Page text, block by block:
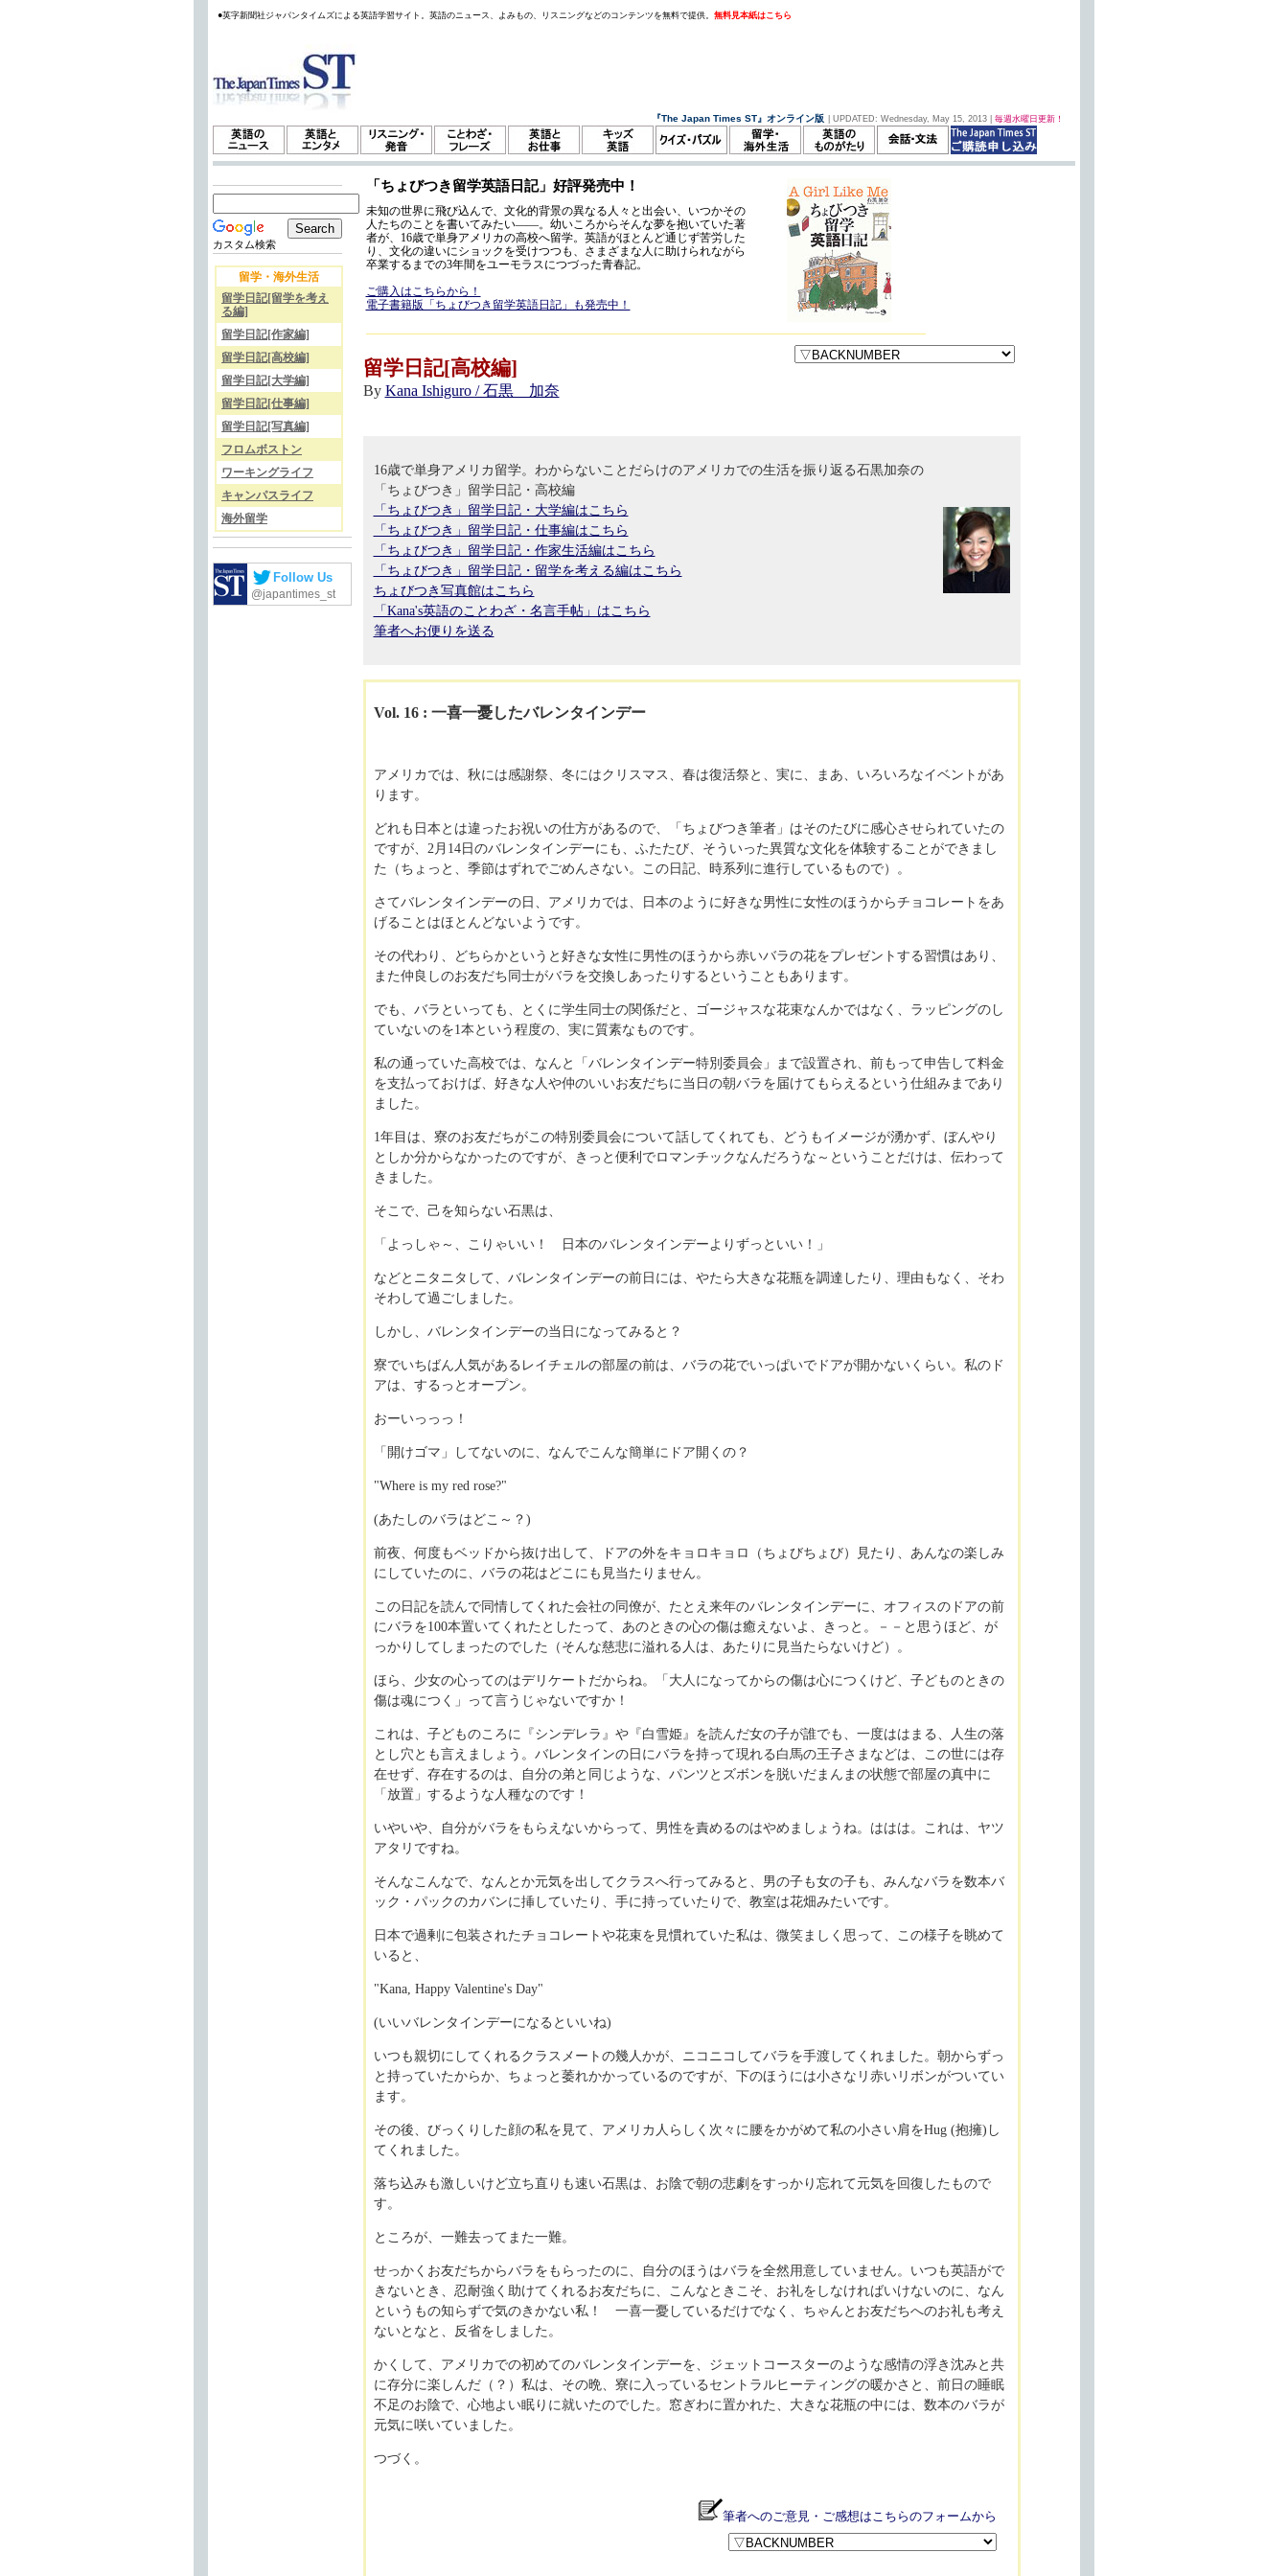
●英字新聞社ジャパンタイムズによる英語学習サイト。英語のニュース、よみもの、リスニングなどのコンテンツを無料で提供。 無料見本紙はこちら
『The Japan Times ST』オンライン版 | UPDATED: Wednesday, May 15, 2013 | 毎週水曜日更新！
カスタム検索
留学・海外生活
留学日記[留学を考え
る編]
留学日記[作家編]
留学日記[高校編]
留学日記[大学編]
留学日記[仕事編]
留学日記[写真編]
フロムボストン
ワーキングライフ
キャンパスライフ
海外留学
Follow Us
@japantimes_st
「ちょびつき留学英語日記」好評発売中！
未知の世界に飛び込んで、文化的背景の異なる人々と出会い、いつかその
人たちのことを書いてみたい——。幼いころからそんな夢を抱いていた著
者が、16歳で単身アメリカの高校へ留学。英語がほとんど通じず苦労した
り、文化の違いにショックを受けつつも、さまざまな人に助けられながら
卒業するまでの3年間をユーモラスにつづった青春記。
ご購入はこちらから！
電子書籍版「ちょびつき留学英語日記」も発売中！
留学日記[高校編]
By Kana Ishiguro / 石黒 加奈
16歳で単身アメリカ留学。わからないことだらけのアメリカでの生活を振り返る石黒加奈の
「ちょびつき」留学日記・高校編
「ちょびつき」留学日記・大学編はこちら
「ちょびつき」留学日記・仕事編はこちら
「ちょびつき」留学日記・作家生活編はこちら
「ちょびつき」留学日記・留学を考える編はこちら
ちょびつき写真館はこちら
「Kana's英語のことわざ・名言手帖」はこちら
筆者へお便りを送る
Vol. 16 : 一喜一憂したバレンタインデー
アメリカでは、秋には感謝祭、冬にはクリスマス、春は復活祭と、実に、まあ、いろいろなイベントがあ
ります。
どれも日本とは違ったお祝いの仕方があるので、「ちょびつき筆者」はそのたびに感心させられていたの
ですが、2月14日のバレンタインデーにも、ふたたび、そういった異質な文化を体験することができまし
た（ちょっと、季節はずれでごめんさない。この日記、時系列に進行しているもので）。
さてバレンタインデーの日、アメリカでは、日本のように好きな男性に女性のほうからチョコレートをあ
げることはほとんどないようです。
その代わり、どちらかというと好きな女性に男性のほうから赤いバラの花をプレゼントする習慣はあり、
また仲良しのお友だち同士がバラを交換しあったりするということもあります。
でも、バラといっても、とくに学生同士の関係だと、ゴージャスな花束なんかではなく、ラッピングのし
ていないのを1本という程度の、実に質素なものです。
私の通っていた高校では、なんと「バレンタインデー特別委員会」まで設置され、前もって申告して料金
を支払っておけば、好きな人や仲のいいお友だちに当日の朝バラを届けてもらえるという仕組みまであり
ました。
1年目は、寮のお友だちがこの特別委員会について話してくれても、どうもイメージが湧かず、ぼんやり
としか分からなかったのですが、きっと便利でロマンチックなんだろうな～ということだけは、伝わって
きました。
そこで、己を知らない石黒は、
「よっしゃ～、こりゃいい！ 日本のバレンタインデーよりずっといい！」
などとニタニタして、バレンタインデーの前日には、やたら大きな花瓶を調達したり、理由もなく、そわ
そわして過ごしました。
しかし、バレンタインデーの当日になってみると？
寮でいちばん人気があるレイチェルの部屋の前は、バラの花でいっぱいでドアが開かないくらい。私のド
アは、するっとオープン。
おーいっっっ！
「開けゴマ」してないのに、なんでこんな簡単にドア開くの？
"Where is my red rose?"
(あたしのバラはどこ～？)
前夜、何度もベッドから抜け出して、ドアの外をキョロキョロ（ちょびちょび）見たり、あんなの楽しみ
にしていたのに、バラの花はどこにも見当たりません。
この日記を読んで同情してくれた会社の同僚が、たとえ来年のバレンタインデーに、オフィスのドアの前
にバラを100本置いてくれたとしたって、あのときの心の傷は癒えないよ、きっと。－－と思うほど、が
っかりしてしまったのでした（そんな慈悲に溢れる人は、あたりに見当たらないけど）。
ほら、少女の心ってのはデリケートだからね。「大人になってからの傷は心につくけど、子どものときの
傷は魂につく」って言うじゃないですか！
これは、子どものころに『シンデレラ』や『白雪姫』を読んだ女の子が誰でも、一度ははまる、人生の落
とし穴とも言えましょう。バレンタインの日にバラを持って現れる白馬の王子さまなどは、この世には存
在せず、存在するのは、自分の弟と同じような、パンツとズボンを脱いだまんまの状態で部屋の真中に
「放置」するような人種なのです！
いやいや、自分がバラをもらえないからって、男性を責めるのはやめましょうね。ははは。これは、ヤツ
アタリですね。
そんなこんなで、なんとか元気を出してクラスへ行ってみると、男の子も女の子も、みんなバラを数本バ
ック・パックのカバンに挿していたり、手に持っていたりで、教室は花畑みたいです。
日本で過剰に包装されたチョコレートや花束を見慣れていた私は、微笑ましく思って、この様子を眺めて
いると、
"Kana, Happy Valentine's Day"
(いいバレンタインデーになるといいね)
いつも親切にしてくれるクラスメートの幾人かが、ニコニコしてバラを手渡してくれました。朝からずっ
と持っていたからか、ちょっと萎れかかっているのですが、下のほうには小さなリ赤いリボンがついてい
ます。
その後、びっくりした顔の私を見て、アメリカ人らしく次々に腰をかがめて私の小さい肩をHug (抱擁)し
てくれました。
落ち込みも激しいけど立ち直りも速い石黒は、お陰で朝の悲劇をすっかり忘れて元気を回復したもので
す。
ところが、一難去ってまた一難。
せっかくお友だちからバラをもらったのに、自分のほうはバラを全然用意していません。いつも英語がで
きないとき、忍耐強く助けてくれるお友だちに、こんなときこそ、お礼をしなければいけないのに、なん
というもの知らずで気のきかない私！ 一喜一憂しているだけでなく、ちゃんとお友だちへのお礼も考え
ないとなと、反省をしました。
かくして、アメリカでの初めてのバレンタインデーを、ジェットコースターのような感情の浮き沈みと共
に存分に楽しんだ（？）私は、その晩、寮に入っているセントラルヒーティングの暖かさと、前日の睡眠
不足のお陰で、心地よい眠りに就いたのでした。窓ぎわに置かれた、大きな花瓶の中には、数本のバラが
元気に咲いていました。
つづく。
筆者へのご意見・ご感想はこちらのフォームから